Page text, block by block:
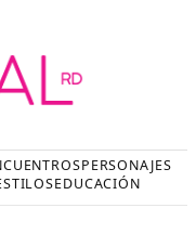
PERSONAJES
EDUCACIÓN